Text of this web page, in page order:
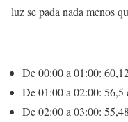
luz se pada nada menos
De 00:00 a 01:00:
De 01:00 a 02:00: 56,5
De 02:00 a 03:00: